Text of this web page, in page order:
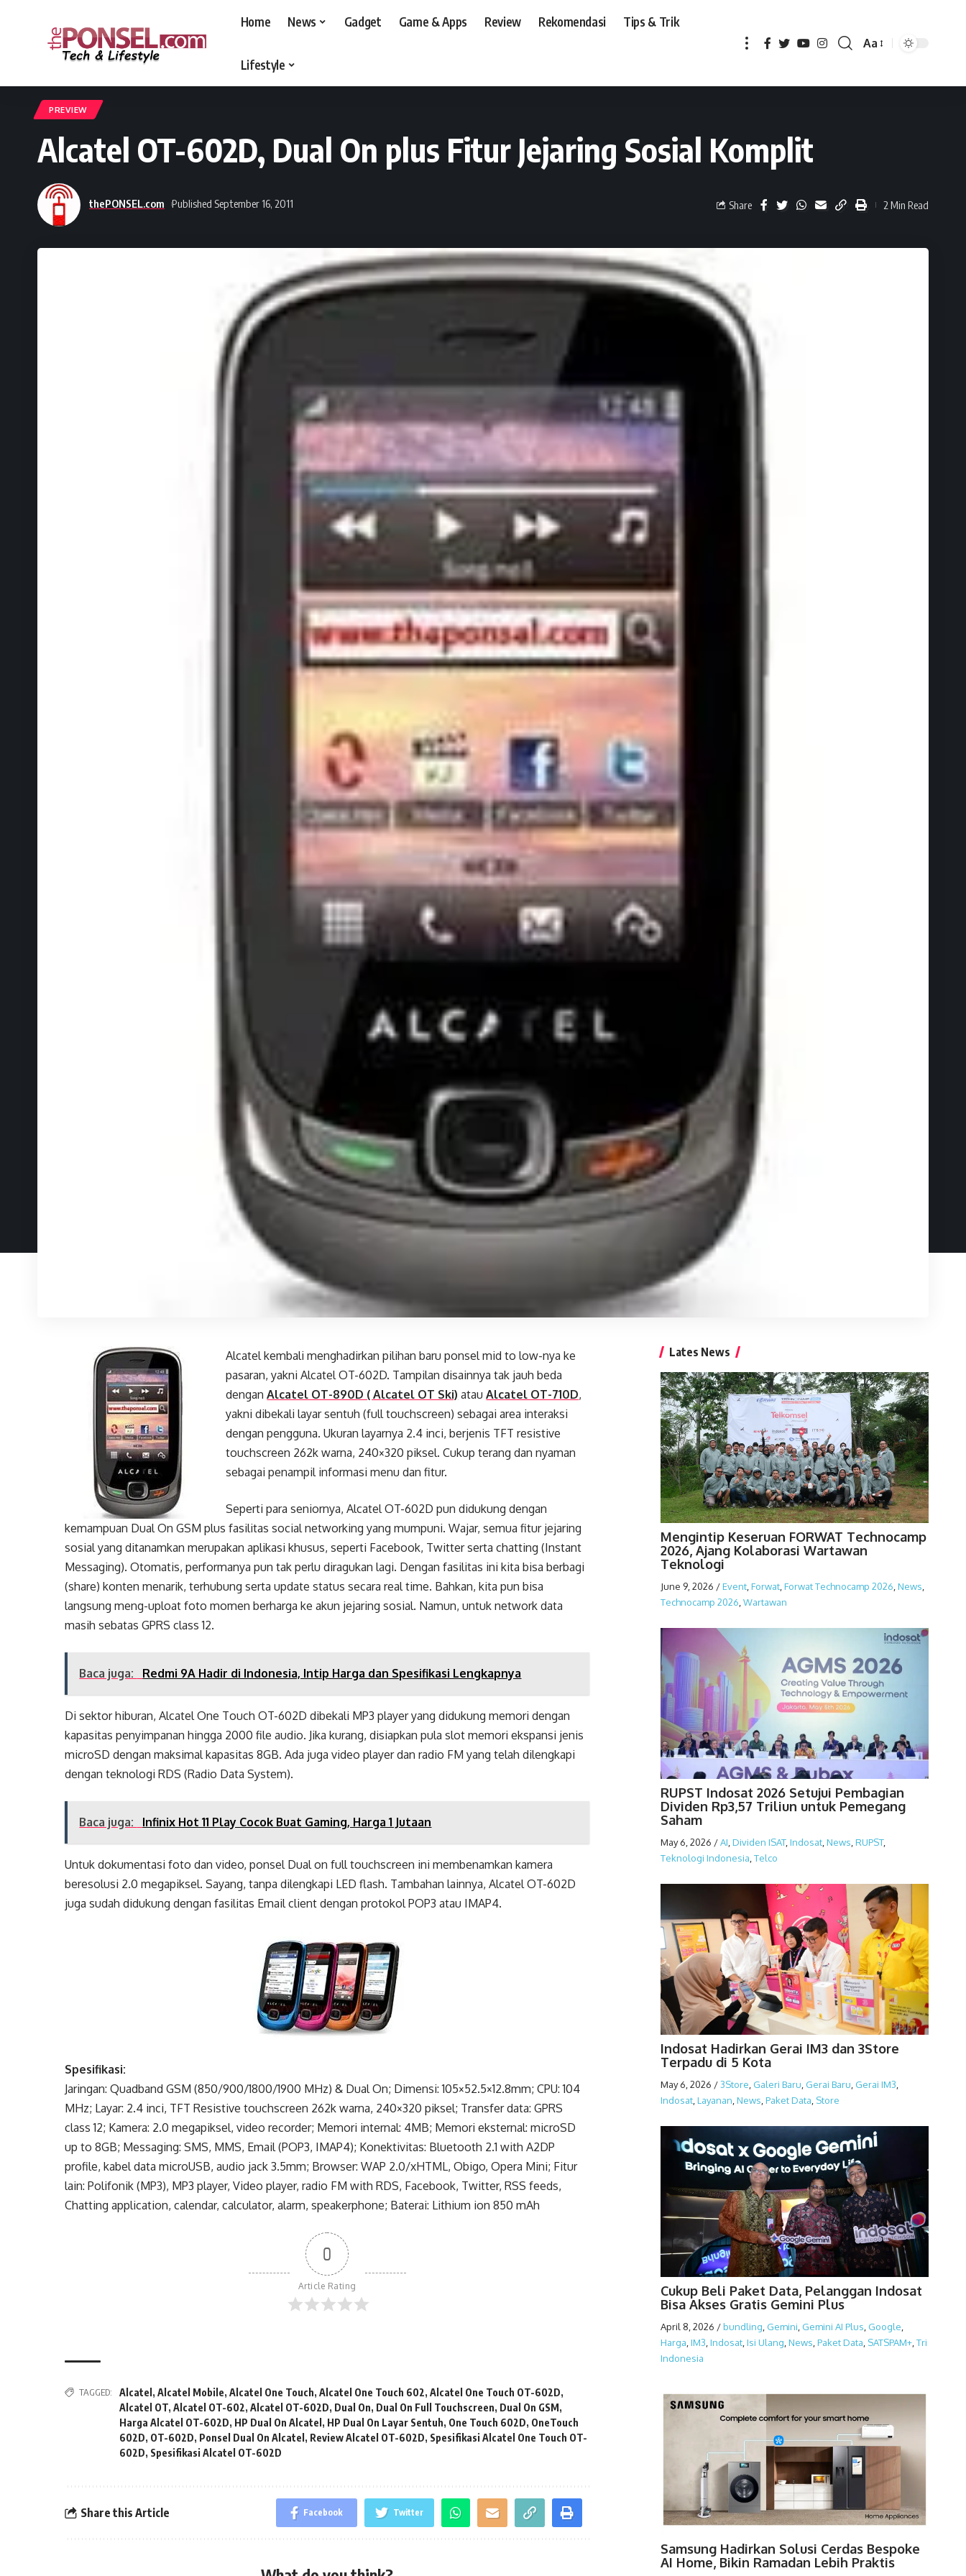
Home News Gadget Game & Apps Review Rekomendasi Tips & Trik
Lifestyle
Aa
PREVIEW
Alcatel OT-602D, Dual On plus Fitur Jejaring Sosial Komplit
thePONSEL.com Published September 16, 2011 Share 2 Min Read
Alcatel kembali menghadirkan pilihan baru ponsel mid to low-nya ke
pasaran, yakni Alcatel OT-602D. Tampilan disainnya tak jauh beda
denganAlcatel OT-890D ( Alcatel OT Ski) atauAlcatel OT-710D,
yakni dibekali layar sentuh (full touchscreen) sebagai area interaksi
dengan pengguna. Ukuran layarnya 2.4 inci, berjenis TFT resistive
touchscreen 262k warna, 240×320 piksel. Cukup terang dan nyaman
sebagai penampil informasi menu dan fitur.
Seperti para seniornya, Alcatel OT-602D pun didukung dengan
kemampuan Dual On GSM plus fasilitas social networking yang mumpuni. Wajar, semua fitur jejaring
sosial yang ditanamkan merupakan aplikasi khusus, seperti Facebook, Twitter serta chatting (Instant
Messaging). Otomatis, performanya pun tak perlu diragukan lagi. Dengan fasilitas ini kita bisa berbagi
(share) konten menarik, terhubung serta update status secara real time. Bahkan, kita pun bisa
langsung meng-uploat foto momen berharga ke akun jejaring sosial. Namun, untuk network data
masih sebatas GPRS class 12.
Baca juga: Redmi 9A Hadir di Indonesia, Intip Harga dan Spesifikasi Lengkapnya
Di sektor hiburan, Alcatel One Touch OT-602D dibekali MP3 player yang didukung memori dengan
kapasitas penyimpanan hingga 2000 file audio. Jika kurang, disiapkan pula slot memori ekspansi jenis
microSD dengan maksimal kapasitas 8GB. Ada juga video player dan radio FM yang telah dilengkapi
dengan teknologi RDS (Radio Data System).
Baca juga: Infinix Hot 11 Play Cocok Buat Gaming, Harga 1 Jutaan
Untuk dokumentasi foto dan video, ponsel Dual on full touchscreen ini membenamkan kamera
beresolusi 2.0 megapiksel. Sayang, tanpa dilengkapi LED flash. Tambahan lainnya, Alcatel OT-602D
juga sudah didukung dengan fasilitas Email client dengan protokol POP3 atau IMAP4.
Spesifikasi:
Jaringan: Quadband GSM (850/900/1800/1900 MHz) & Dual On; Dimensi: 105×52.5×12.8mm; CPU: 104
MHz; Layar: 2.4 inci, TFT Resistive touchscreen 262k warna, 240×320 piksel; Transfer data: GPRS
class 12; Kamera: 2.0 megapiksel, video recorder; Memori internal: 4MB; Memori eksternal: microSD
up to 8GB; Messaging: SMS, MMS, Email (POP3, IMAP4); Konektivitas: Bluetooth 2.1 with A2DP
profile, kabel data microUSB, audio jack 3.5mm; Browser: WAP 2.0/xHTML, Obigo, Opera Mini; Fitur
lain: Polifonik (MP3), MP3 player, Video player, radio FM with RDS, Facebook, Twitter, RSS feeds,
Chatting application, calendar, calculator, alarm, speakerphone; Baterai: Lithium ion 850 mAh
0
Article Rating
TAGGED: Alcatel ,Alcatel Mobile,Alcatel One Touch,Alcatel One Touch 602,Alcatel One Touch OT-602D,
Alcatel OT,Alcatel OT-602,Alcatel OT-602D, Dual On, Dual On Full Touchscreen, Dual On GSM,
Harga Alcatel OT-602D, HP Dual On Alcatel , HP Dual On Layar Sentuh, One Touch 602D, OneTouch
602D, OT-602D, Ponsel Dual On Alcatel , Review Alcatel OT-602D, Spesifikasi Alcatel One Touch OT-
602D, Spesifikasi Alcatel OT-602D
Share this Article Facebook Twitter
Lates News
Mengintip Keseruan FORWAT Technocamp
2026, Ajang Kolaborasi Wartawan
Teknologi
June 9, 2026 /Event, Forwat, Forwat Technocamp 2026 News
Technocamp 2026 Wartawan
RUPST Indosat 2026 Setujui Pembagian
Dividen Rp3,57 Triliun untuk Pemegang
Saham
May 6, 2026 /AI,Dividen ISAT,Indosat,News,RUPST,
Teknologi Indonesia,Telco
Indosat Hadirkan Gerai IM3 dan 3Store
Terpadu di 5 Kota
May 6, 2026 /3Store, Galeri Baru, Gerai Baru, Gerai IM3,
Indosat,Layanan,News,Paket Data, Store
Cukup Beli Paket Data, Pelanggan Indosat
Bisa Akses Gratis Gemini Plus
April 8, 2026 /bundling, Gemini, Gemini AI Plus, Google,
Harga,IM3,Indosat,Isi Ulang,News,Paket Data, SATSPAM+,Tri
Indonesia
Samsung Hadirkan Solusi Cerdas Bespoke
AI Home, Bikin Ramadan Lebih Praktis